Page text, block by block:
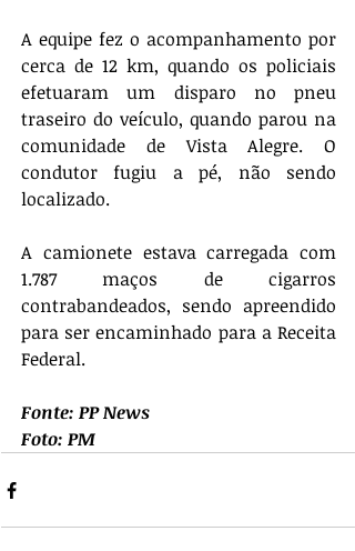
A equipe fez o acompanhamento por
cerca de 12 km, quando os policiais
efetuaram um disparo no pneu
traseiro do veículo, quando parou na
comunidade de Vista Alegre. O
condutor fugiu a pé, não sendo
localizado.
A camionete estava carregada com
1.787 maços de cigarros
contrabandeados, sendo apreendido
para ser encaminhado para a Receita
Federal.
Fonte: PP News
Foto: PM